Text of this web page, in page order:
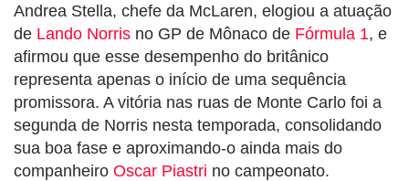
Andrea Stella, chefe da McLaren, elogiou a atuação
de Lando Norris no GP de Mônaco de Fórmula 1, e
afirmou que esse desempenho do britânico
representa apenas o início de uma sequência
promissora. A vitória nas ruas de Monte Carlo foi a
segunda de Norris nesta temporada, consolidando
sua boa fase e aproximando-o ainda mais do
companheiro Oscar Piastri no campeonato.